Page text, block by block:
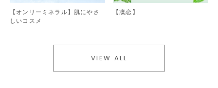
【オンリーミネラル】肌にやさ
しいコスメ
【凜恋】
VIEW ALL